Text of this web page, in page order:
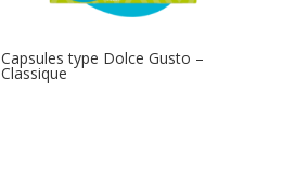
Capsules type Dolce Gusto –
Classique